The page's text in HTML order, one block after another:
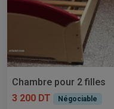
Chambre pour 2 filles
3 200 DT
Négociable